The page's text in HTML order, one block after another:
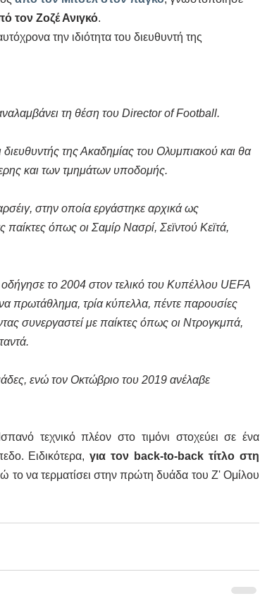
τον Ζοζέ Ανιγκό.
την ιδιότητα του διευθυντή της
τη θέση του Director of Football.
της Ακαδημίας του Ολυμπιακού και θα
και των τμημάτων υποδομής.
στην οποία εργάστηκε αρχικά ως
όπως οι Σαμίρ Νασρί, Σεϊντού Κεϊτά,
το 2004 στον τελικό του Κυπέλλου UEFA
πρωτάθλημα, τρία κύπελλα, πέντε παρουσίες
συνεργαστεί με παίκτες όπως οι Ντρογκμπά,
ενώ τον Οκτώβριο του 2019 ανέλαβε
τεχνικό πλέον στο τιμόνι στοχεύει σε ένα
Ειδικότερα, για τον back-to-back τίτλο στη
το να τερματίσει στην πρώτη δυάδα του Ζ' Ομίλου